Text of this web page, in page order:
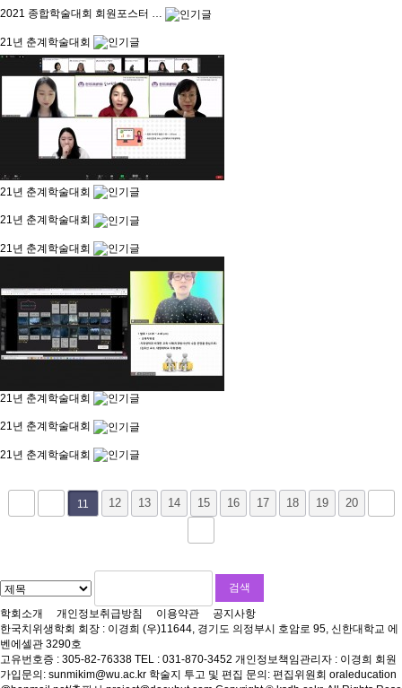
2021 종합학술대회 회원포스터 …
21년 춘계학술대회
21년 춘계학술대회
21년 춘계학술대회
21년 춘계학술대회
21년 춘계학술대회
21년 춘계학술대회
21년 춘계학술대회
11 12 13 14 15 16 17 18 19 20
학회소개 개인정보취급방침 이용약관
공지사항
한국치위생학회 회장 : 이경희 (우)11644, 경기도 의정부시 호암로 95, 신한대학교 에
벤에셀관 3290호
고유번호증 : 305-82-76338 TEL : 031-870-3452 개인정보책임관리자 : 이경희 회원
가입문의: sunmikim@wu.ac.kr 학술지 투고 및 편집 문의: 편집위원회 oraleducation